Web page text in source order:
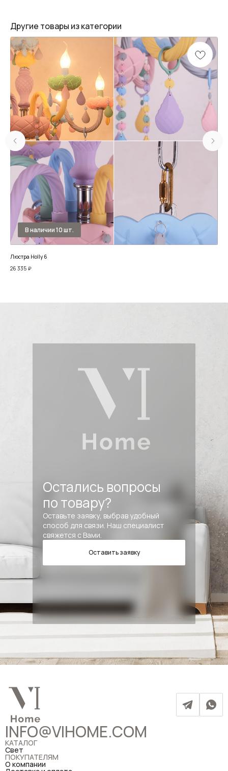
Другие товары из категории
Люстра Holly 6
26 335 ₽
Остались вопросы
по товару?
Оставьте заявку, выбрав удобный
способ для связи. Наш специалист
свяжется с Вами.
Оставить заявку
INFO@VIHOME.COM
КАТАЛОГ
Свет
ПОКУПАТЕЛЯМ
О компании